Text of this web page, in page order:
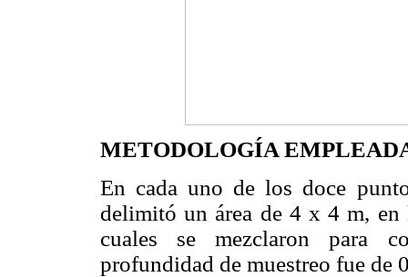
METODOLOGÍA
En cada uno de los doce
delimitó un área de 4 x 4 m, en
cuales se mezclaron para
profundidad de muestreo fue de